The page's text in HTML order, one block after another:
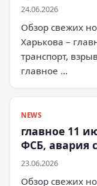
24.06.2026
Обзор свежих
Харькова –
транспорт,
главное …
NEWS
главное 11
ФСБ, авария
23.06.2026
Обзор свежих